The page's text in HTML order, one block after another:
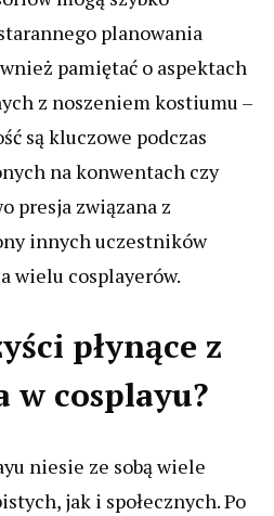
planowania
pamiętać o aspektach
z noszeniem kostiumu –
są kluczowe podczas
na konwentach czy
presja związana z
innych uczestników
wielu cosplayerów.
płynące z
w cosplayu?
niesie ze sobą wiele
jak i społecznych. Po